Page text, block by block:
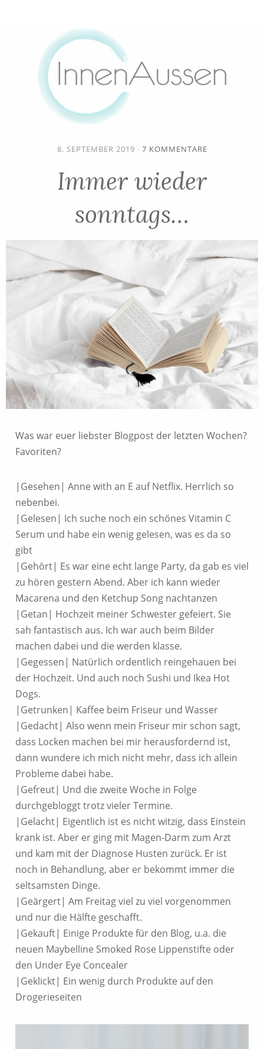
8. SEPTEMBER 2019 · 7 KOMMENTARE
Immer wieder
sonntags…
Was war euer liebster Blogpost der letzten Wochen?
Favoriten?
|Gesehen| Anne with an E auf Netflix. Herrlich so
nebenbei.
|Gelesen| Ich suche noch ein schönes Vitamin C
Serum und habe ein wenig gelesen, was es da so
gibt
|Gehört| Es war eine echt lange Party, da gab es viel
zu hören gestern Abend. Aber ich kann wieder
Macarena und den Ketchup Song nachtanzen
|Getan| Hochzeit meiner Schwester gefeiert. Sie
sah fantastisch aus. Ich war auch beim Bilder
machen dabei und die werden klasse.
|Gegessen| Natürlich ordentlich reingehauen bei
der Hochzeit. Und auch noch Sushi und Ikea Hot
Dogs.
|Getrunken| Kaffee beim Friseur und Wasser
|Gedacht| Also wenn mein Friseur mir schon sagt,
dass Locken machen bei mir herausfordernd ist,
dann wundere ich mich nicht mehr, dass ich allein
Probleme dabei habe.
|Gefreut| Und die zweite Woche in Folge
durchgebloggt trotz vieler Termine.
|Gelacht| Eigentlich ist es nicht witzig, dass Einstein
krank ist. Aber er ging mit Magen-Darm zum Arzt
und kam mit der Diagnose Husten zurück. Er ist
noch in Behandlung, aber er bekommt immer die
seltsamsten Dinge.
|Geärgert| Am Freitag viel zu viel vorgenommen
und nur die Hälfte geschafft.
|Gekauft| Einige Produkte für den Blog, u.a. die
neuen Maybelline Smoked Rose Lippenstifte oder
den Under Eye Concealer
|Geklickt| Ein wenig durch Produkte auf den
Drogerieseiten